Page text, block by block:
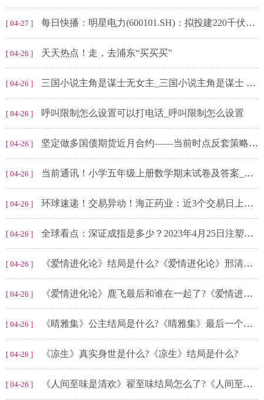
[ 04-27 ] 每日快播：明星电力(600101.SH)：拟投建220千伏同盟站110千伏配套出线工程
[ 04-26 ] 天天热点！走，去浦东“买买买”
[ 04-26 ] 三国小说主角是谋士无女主_三国小说主角是谋士 观天下
[ 04-26 ] 呼叫限制怎么设置可以打电话_呼叫限制怎么设置
[ 04-26 ] 坚定做多国债期货近月合约——当前时点反套策略的赚钱效应 每日焦点
[ 04-26 ] 当前通讯！小学五年级上册数学期末试卷及答案_小学五年级上册数学期末试卷
[ 04-26 ] 环球速递！交易异动！海正药业：近3个交易日上涨19.87%，无未披露的重大信息
[ 04-26 ] 全球看点：深证成指是多少？2023年4月25日注塑制品概念走弱-0.451%
[ 04-26 ] 《爱情进化论》结局是什么?《爱情进化论》邢清清和谁在一起了?
[ 04-26 ] 《爱情进化论》鹿飞最后和谁在一起了?《爱情进化论》讲的是什么?
[ 04-26 ] 《晴雅集》公主结局是什么?《晴雅集》最后一个镜头阿泷什么意思?
[ 04-26 ] 《凉生》真实身世是什么?《凉生》结局是什么?
[ 04-26 ] 《人间至味是清欢》翟至味结局怎么了?《人间至味是清欢》结局是什么?